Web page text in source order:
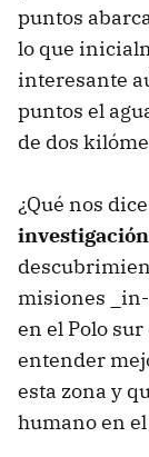
puntos
lo que
interesante
puntos el
de dos
¿Qué nos
misiones
en el Polo
entender
esta zona y
humano en